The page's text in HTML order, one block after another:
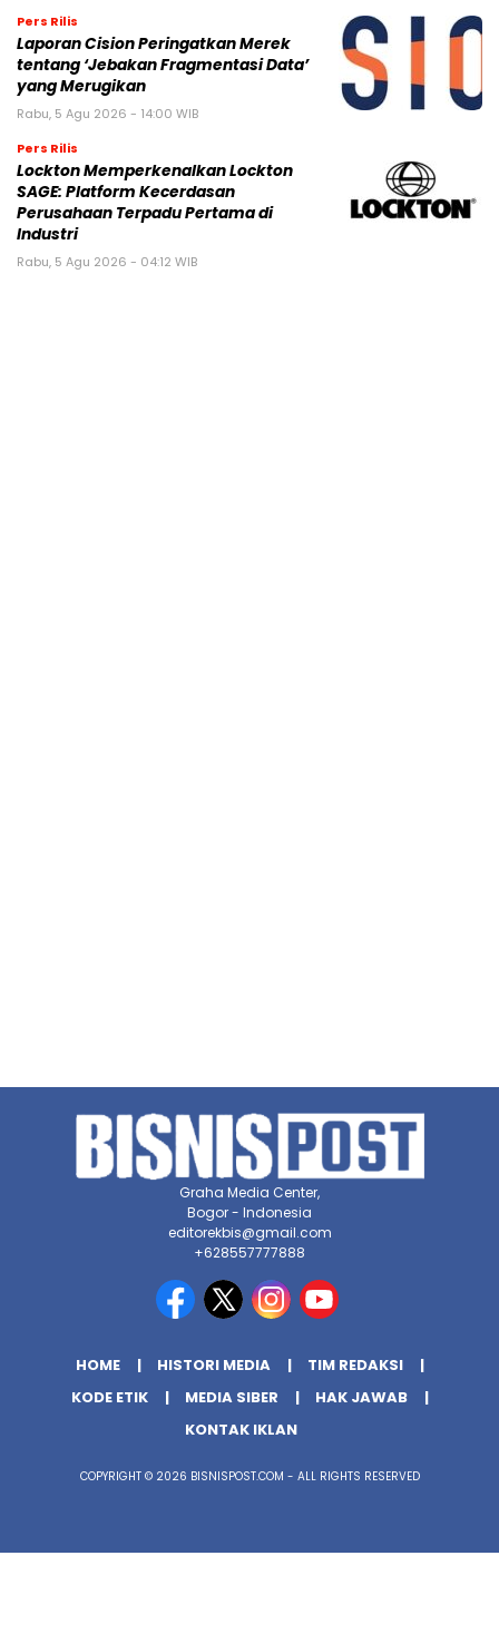
Pers Rilis
Laporan Cision Peringatkan Merek
tentang ‘Jebakan Fragmentasi Data’
yang Merugikan
Rabu, 5 Agu 2026 - 14:00 WIB
Pers Rilis
Lockton Memperkenalkan Lockton
SAGE: Platform Kecerdasan
Perusahaan Terpadu Pertama di
Industri
Rabu, 5 Agu 2026 - 04:12 WIB
Graha Media Center,
Bogor - Indonesia
editorekbis@gmail.com
+628557777888
HOME HISTORI MEDIA
TIM REDAKSI
KODE ETIK
MEDIA SIBER
HAK JAWAB
KONTAK IKLAN
COPYRIGHT © 2026 BISNISPOST.COM - ALL RIGHTS RESERVED